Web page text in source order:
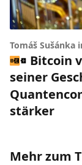
Tomáš Sušánka
Bitcoin
seiner
stärker
Mehr zum